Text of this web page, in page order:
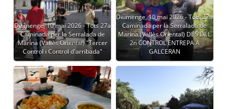
Diumenge, 10 mai 2026 - Tots 27a
Caminada per la Serralada de
Marina (Vallès Oriental) "Tercer
Control i Control d'arribada"
Diumenge, 10 mai 2026 - Tots 27a
Caminada per la Serralada de
Marina (Vallès Oriental) DES DEL
2n CONTROL ENTREPA A
GALCERAN